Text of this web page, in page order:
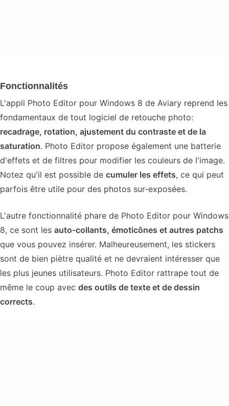
Fonctionnalités
L'appli Photo Editor pour Windows 8 de Aviary reprend les
fondamentaux de tout logiciel de retouche photo:
recadrage, rotation, ajustement du contraste et de la
saturation. Photo Editor propose également une batterie
d'effets et de filtres pour modifier les couleurs de l'image.
Notez qu'il est possible de cumuler les effets, ce qui peut
parfois être utile pour des photos sur-exposées.
L'autre fonctionnalité phare de Photo Editor pour Windows
8, ce sont les auto-collants, émoticônes et autres patchs
que vous pouvez insérer. Malheureusement, les stickers
sont de bien piètre qualité et ne devraient intéresser que
les plus jeunes utilisateurs. Photo Editor rattrape tout de
même le coup avec des outils de texte et de dessin
corrects.